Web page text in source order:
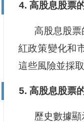
4. 高股息股票
高股息股
紅政策變化和
這些風險並採
5. 高股息股票
歷史數據